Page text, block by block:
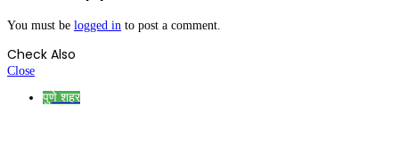
You must be logged in to post a comment.
Check Also
Close
पुणे शहर